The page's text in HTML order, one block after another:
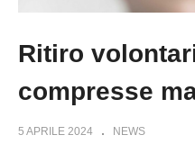
Ritiro
compresse
5 APRILE 2024 NEWS